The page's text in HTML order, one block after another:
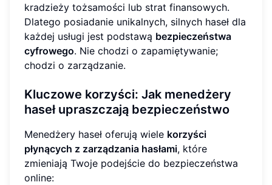
kradzieży tożsamości lub strat finansowych.
Dlatego posiadanie unikalnych, silnych haseł dla
każdej usługi jest podstawą bezpieczeństwa
cyfrowego. Nie chodzi o zapamiętywanie;
chodzi o zarządzanie.
Kluczowe korzyści: Jak menedżery
haseł upraszczają bezpieczeństwo
Menedżery haseł oferują wiele korzyści
płynących z zarządzania hasłami, które
zmieniają Twoje podejście do bezpieczeństwa
online: